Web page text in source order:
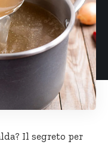
Il segreto per